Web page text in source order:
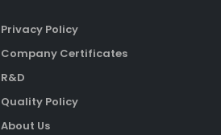
Privacy Policy
Company Certificates
R&D
Quality Policy
About Us